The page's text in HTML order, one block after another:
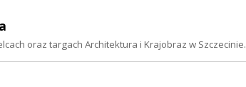
oraz targach Architektura i Krajobraz w Szczecinie.